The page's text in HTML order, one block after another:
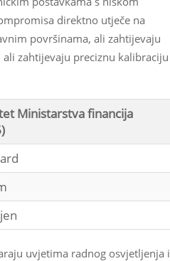
direktno utječe na
površinama, ali zahtijevaju
zahtijevaju preciznu kalibraciju
Ministarstva financija
uvjetima radnog osvjetljenja i